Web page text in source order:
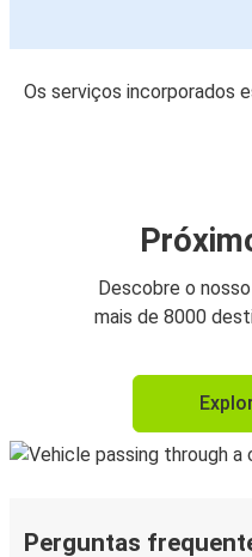
Os serviços incorporados
Descobre o
mais de 8000
Perguntas